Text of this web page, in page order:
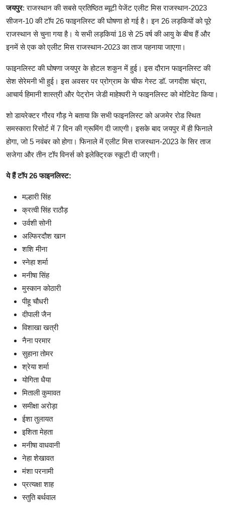
शिक्षा
लाइफस्टाइल
देश
English
जयपुर: राजस्थान की सबसे प्रतिष्ठित ब्यूटी पेजेंट एलीट मिस राजस्थान-2023
सीजन-10 की टॉप 26 फाइनलिस्ट की घोषणा हो गई है। इन 26 लड़कियों को पूरे
राजस्थान से चुना गया है। ये सभी लड़कियां 18 से 25 वर्ष की आयु के बीच हैं और
इनमें से एक को एलीट मिस राजस्थान-2023 का ताज पहनाया जाएगा।
फाइनलिस्ट की घोषणा जयपुर के होटल शकुन में हुई। इस दौरान फाइनलिस्ट की
सेश सेरेमनी भी हुई। इस अवसर पर प्रोग्राम के चीफ गेस्ट डॉ. जगदीश चंद्रा,
आचार्य हिमानी शास्त्री और पेट्रोन जेडी माहेश्वरी ने फाइनलिस्ट को मोटिवेट किया।
शो डायरेक्टर गौरव गौड़ ने बताया कि सभी फाइनलिस्ट को अजमेर रोड स्थित
समस्कारा रिसोर्ट में 7 दिन की ग्रूमिंग दी जाएगी। इसके बाद जयपुर में ही फिनाले
होगा, जो 5 नवंबर को होगा। फिनाले में एलीट मिस राजस्थान-2023 के सिर ताज
सजेगा और तीन टॉप विनर्स को इलेक्ट्रिक स्कूटी दी जाएगी।
ये हैं टॉप 26 फाइनलिस्ट:
मल्हारी सिंह
क्रत्वी सिंह राठौड़
उर्वशी सोनी
अल्फिरदौश खान
शशि मीना
स्नेहा शर्मा
मनीषा सिंह
मुस्कान कोठारी
पीहू चौधरी
दीपाली जैन
विशाखा खत्री
नैना परमार
सुहाना तोमर
श्रेया शर्मा
योगिता धैया
मिताली कुमावत
समीक्षा अरोड़ा
ईशा तुलायत
इशिता मेहता
मनीषा वाधवानी
नेहा शेखावत
मंशा परनामी
प्रत्यक्षा शाह
स्तुति बर्थवाल